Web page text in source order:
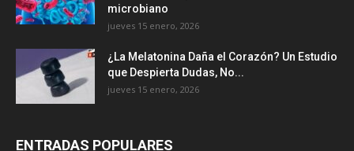
microbiano
jueves 15 enero, 2026
¿La Melatonina Daña el Corazón? Un Estudio
que Despierta Dudas, No...
jueves 15 enero, 2026
ENTRADAS POPULARES